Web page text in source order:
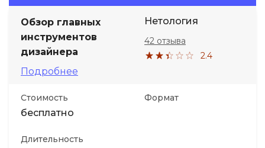
Обзор главных
инструментов
дизайнера
Подробнее
Нетология
2.4
42 отзыва
Стоимость
бесплатно
Формат
Длительность